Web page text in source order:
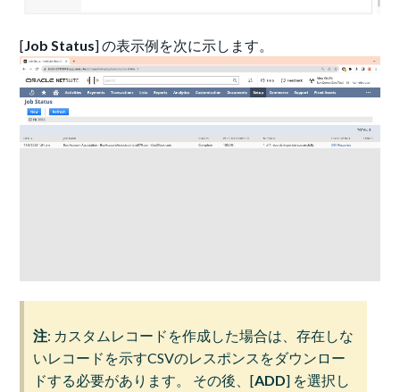
[Job Status] の表示例を次に示します。
注: カスタムレコードを作成した場合は、存在しな
いレコードを示すCSVのレスポンスをダウンロー
ドする必要があります。 その後、[ADD] を選択し